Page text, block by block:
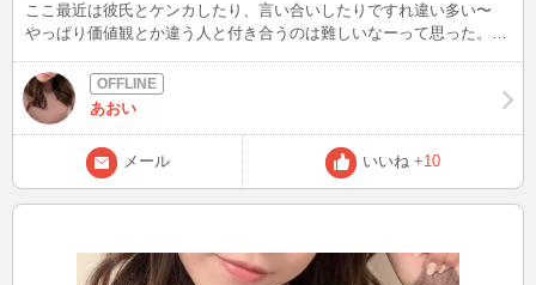
ここ最近は彼氏とケンカしたり、言い合いしたりですれ違い多い〜
やっぱり価値観とか違う人と付き合うのは難しいなーって思った。そ
明日は12時くらいには始めれたらいいなーと思ってるよ。お時間合う
方はぜひ！あおい
メール いいね +10